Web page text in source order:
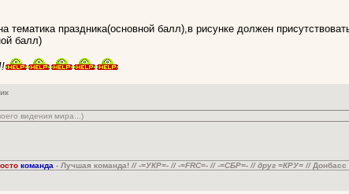
тематика праздника(основной балл),в рисунке должен
балл)
видения мира...)
команда - Лучшая команда! // -=УКР=- // -=FRC=- // -=СБР=- // друг =КРУ= // Донбасс